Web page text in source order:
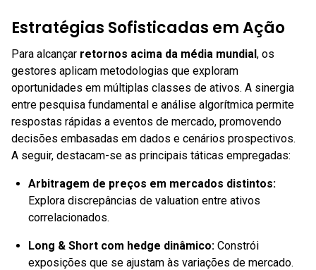
Estratégias Sofisticadas em Ação
Para alcançar retornos acima da média mundial, os
gestores aplicam metodologias que exploram
oportunidades em múltiplas classes de ativos. A sinergia
entre pesquisa fundamental e análise algorítmica permite
respostas rápidas a eventos de mercado, promovendo
decisões embasadas em dados e cenários prospectivos.
A seguir, destacam-se as principais táticas empregadas:
Arbitragem de preços em mercados distintos:
Explora discrepâncias de valuation entre ativos
correlacionados.
Long & Short com hedge dinâmico: Constrói
exposições que se ajustam às variações de mercado.